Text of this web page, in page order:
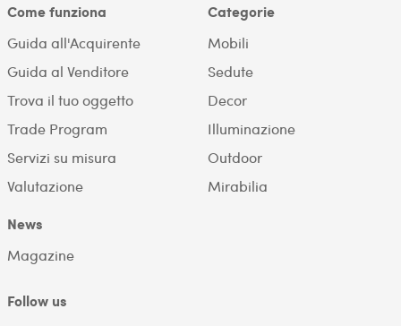
Come funziona
Guida all'Acquirente
Guida al Venditore
Trova il tuo oggetto
Trade Program
Servizi su misura
Valutazione
Categorie
Mobili
Sedute
Decor
Illuminazione
Outdoor
Mirabilia
News
Magazine
Follow us